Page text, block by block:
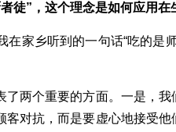
徒”，这个理念是如何应用在
家乡听到的一句话“吃的是
两个重要的方面。一是，我
客对抗，而是要虚心地接受